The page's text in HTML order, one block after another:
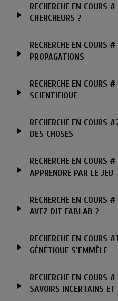
RECHERCHE EN
CHERCHEURS ?
RECHERCHE EN COURS
PROPAGATIONS
RECHERCHE EN COURS
SCIENTIFIQUE
RECHERCHE EN
DES CHOSES
RECHERCHE EN COURS
APPRENDRE PAR LE JEU
RECHERCHE EN
AVEZ DIT FABLAB ?
RECHERCHE EN
GÉNÉTIQUE S'EMMÊLE
RECHERCHE EN
SAVOIRS INCERTAINS